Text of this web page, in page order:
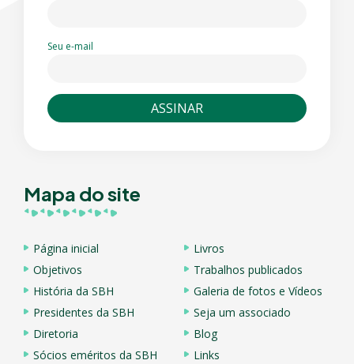
Seu e-mail
Mapa do site
Página inicial
Objetivos
História da SBH
Presidentes da SBH
Diretoria
Sócios eméritos da SBH
Livros
Trabalhos publicados
Galeria de fotos e Vídeos
Seja um associado
Blog
Links